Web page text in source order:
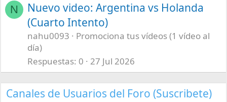
N
Nuevo video: Argentina vs Holanda
(Cuarto Intento)
nahu0093
Promociona tus vídeos (1 vídeo al
día)
Respuestas 0 27 Jul 2026
Canales de Usuarios del Foro (Suscribete)